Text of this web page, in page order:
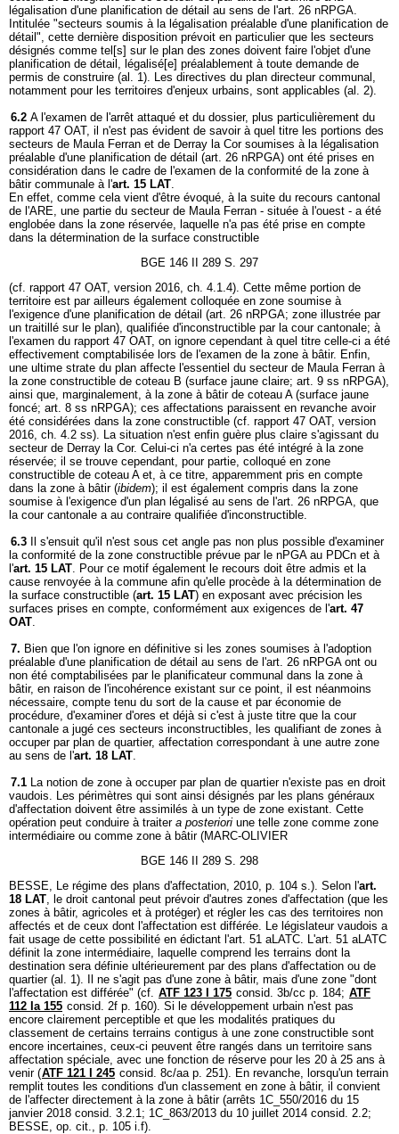
légalisation d'une planification de détail au sens de l'art. 26 nRPGA.
Intitulée "secteurs soumis à la légalisation préalable d'une planification de
détail", cette dernière disposition prévoit en particulier que les secteurs
désignés comme tel[s] sur le plan des zones doivent faire l'objet d'une
planification de détail, légalisé[e] préalablement à toute demande de
permis de construire (al. 1). Les directives du plan directeur communal,
notamment pour les territoires d'enjeux urbains, sont applicables (al. 2).
6.2 A l'examen de l'arrêt attaqué et du dossier, plus particulièrement du
rapport 47 OAT, il n'est pas évident de savoir à quel titre les portions des
secteurs de Maula Ferran et de Derray la Cor soumises à la légalisation
préalable d'une planification de détail (art. 26 nRPGA) ont été prises en
considération dans le cadre de l'examen de la conformité de la zone à
bâtir communale à l'art. 15 LAT.
En effet, comme cela vient d'être évoqué, à la suite du recours cantonal
de l'ARE, une partie du secteur de Maula Ferran - située à l'ouest - a été
englobée dans la zone réservée, laquelle n'a pas été prise en compte
dans la détermination de la surface constructible
BGE 146 II 289 S. 297
(cf. rapport 47 OAT, version 2016, ch. 4.1.4). Cette même portion de
territoire est par ailleurs également colloquée en zone soumise à
l'exigence d'une planification de détail (art. 26 nRPGA; zone illustrée par
un traitillé sur le plan), qualifiée d'inconstructible par la cour cantonale; à
l'examen du rapport 47 OAT, on ignore cependant à quel titre celle-ci a été
effectivement comptabilisée lors de l'examen de la zone à bâtir. Enfin,
une ultime strate du plan affecte l'essentiel du secteur de Maula Ferran à
la zone constructible de coteau B (surface jaune claire; art. 9 ss nRPGA),
ainsi que, marginalement, à la zone à bâtir de coteau A (surface jaune
foncé; art. 8 ss nRPGA); ces affectations paraissent en revanche avoir
été considérées dans la zone constructible (cf. rapport 47 OAT, version
2016, ch. 4.2 ss). La situation n'est enfin guère plus claire s'agissant du
secteur de Derray la Cor. Celui-ci n'a certes pas été intégré à la zone
réservée; il se trouve cependant, pour partie, colloqué en zone
constructible de coteau A et, à ce titre, apparemment pris en compte
dans la zone à bâtir (ibidem); il est également compris dans la zone
soumise à l'exigence d'un plan légalisé au sens de l'art. 26 nRPGA, que
la cour cantonale a au contraire qualifiée d'inconstructible.
6.3
Il s'ensuit qu'il n'est sous cet angle pas non plus possible d'examiner
la conformité de la zone constructible prévue par le nPGA au PDCn et à
l'art. 15 LAT. Pour ce motif également le recours doit être admis et la
cause renvoyée à la commune afin qu'elle procède à la détermination de
la surface constructible (art. 15 LAT) en exposant avec précision les
surfaces prises en compte, conformément aux exigences de l'art. 47
OAT.
7. Bien que l'on ignore en définitive si les zones soumises à l'adoption
préalable d'une planification de détail au sens de l'art. 26 nRPGA ont ou
non été comptabilisées par le planificateur communal dans la zone à
bâtir, en raison de l'incohérence existant sur ce point, il est néanmoins
nécessaire, compte tenu du sort de la cause et par économie de
procédure, d'examiner d'ores et déjà si c'est à juste titre que la cour
cantonale a jugé ces secteurs inconstructibles, les qualifiant de zones à
occuper par plan de quartier, affectation correspondant à une autre zone
au sens de l'art. 18 LAT.
7.1 La notion de zone à occuper par plan de quartier n'existe pas en droit
vaudois. Les périmètres qui sont ainsi désignés par les plans généraux
d'affectation doivent être assimilés à un type de zone existant. Cette
opération peut conduire à traiter a posteriori une telle zone comme zone
intermédiaire ou comme zone à bâtir (MARC-OLIVIER
BGE 146 II 289 S. 298
BESSE, Le régime des plans d'affectation, 2010, p. 104 s.). Selon l'art.
18 LAT, le droit cantonal peut prévoir d'autres zones d'affectation (que les
zones à bâtir, agricoles et à protéger) et régler les cas des territoires non
affectés et de ceux dont l'affectation est différée. Le législateur vaudois a
fait usage de cette possibilité en édictant l'art. 51 aLATC. L'art. 51 aLATC
définit la zone intermédiaire, laquelle comprend les terrains dont la
destination sera définie ultérieurement par des plans d'affectation ou de
quartier (al. 1). Il ne s'agit pas d'une zone à bâtir, mais d'une zone "dont
l'affectation est différée" (cf. ATF 123 I 175 consid. 3b/cc p. 184; ATF
112 Ia 155 consid. 2f p. 160). Si le développement urbain n'est pas
encore clairement perceptible et que les modalités pratiques du
classement de certains terrains contigus à une zone constructible sont
encore incertaines, ceux-ci peuvent être rangés dans un territoire sans
affectation spéciale, avec une fonction de réserve pour les 20 à 25 ans à
venir (ATF 121 I 245 consid. 8c/aa p. 251). En revanche, lorsqu'un terrain
remplit toutes les conditions d'un classement en zone à bâtir, il convient
de l'affecter directement à la zone à bâtir (arrêts 1C_550/2016 du 15
janvier 2018 consid. 3.2.1; 1C_863/2013 du 10 juillet 2014 consid. 2.2;
BESSE, op. cit., p. 105 i.f).